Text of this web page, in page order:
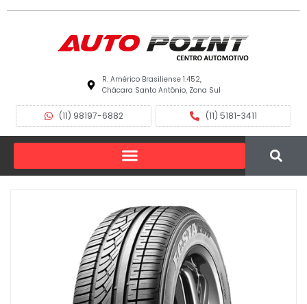
R. Américo Brasiliense 1.452,
Chácara Santo Antônio, Zona Sul
(11) 98197-6882 (11) 5181-3411